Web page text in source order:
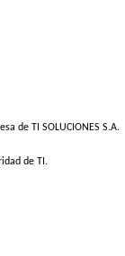
de TI SOLUCIONES S.A.
de TI.